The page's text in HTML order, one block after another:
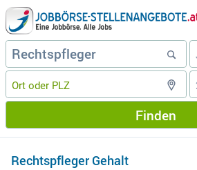
Finden
Rechtspfleger Gehalt